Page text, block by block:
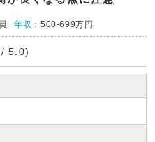
年収：500-699万円
5.0)